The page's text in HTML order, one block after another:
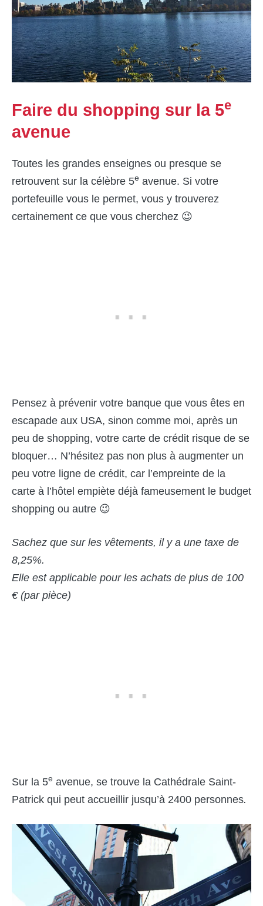
Faire du shopping sur la 5e
avenue
Toutes les grandes enseignes ou presque se
retrouvent sur la célèbre 5e avenue. Si votre
portefeuille vous le permet, vous y trouverez
certainement ce que vous cherchez 😉
Pensez à prévenir votre banque que vous êtes en
escapade aux USA, sinon comme moi, après un
peu de shopping, votre carte de crédit risque de se
bloquer… N’hésitez pas non plus à augmenter un
peu votre ligne de crédit, car l’empreinte de la
carte à l’hôtel empiète déjà fameusement le budget
shopping ou autre 😉
Sachez que sur les vêtements, il y a une taxe de
8,25%.
Elle est applicable pour les achats de plus de 100
€ (par pièce)
Sur la 5e avenue, se trouve la Cathédrale Saint-
Patrick qui peut accueillir jusqu’à 2400 personnes.